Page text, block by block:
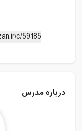
درباره مدرس